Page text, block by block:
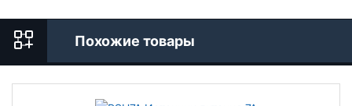
Похожие товары